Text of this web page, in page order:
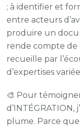
; à identifier et
entre acteurs
produire un
rende compte de
recueille par
d’expertises
🎨 Pour
d’INTÉGRATION,
plume. Parce